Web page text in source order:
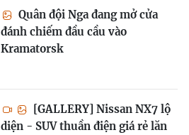
Quân đội Nga đang mở cửa
đánh chiếm đầu cầu vào
Kramatorsk
[GALLERY] Nissan NX7 lộ
diện - SUV thuần điện giá rẻ lăn